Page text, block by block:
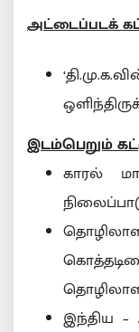
அட்டைப்படக்
இடம்பெறும்
காரல்
இந்திய –